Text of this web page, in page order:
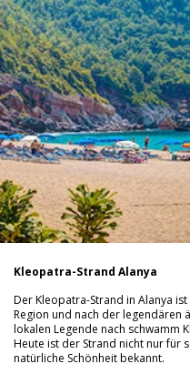
Kleopatra-Strand Alanya
Der Kleopatra-Strand in Alanya
Region und nach der legendären
lokalen Legende nach schwamm
Heute ist der Strand nicht nur für
natürliche Schönheit bekannt.